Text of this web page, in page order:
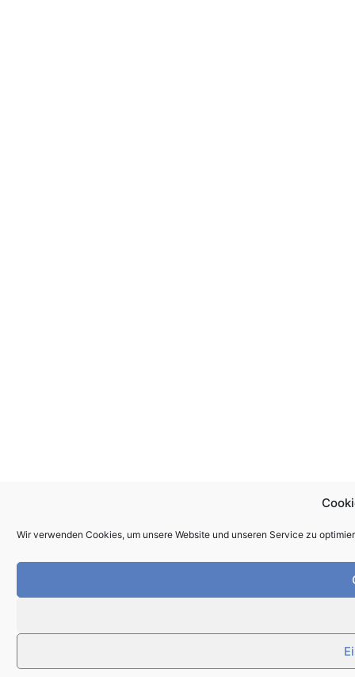
Wir verwenden Cookies, um unsere Website und unseren Service zu